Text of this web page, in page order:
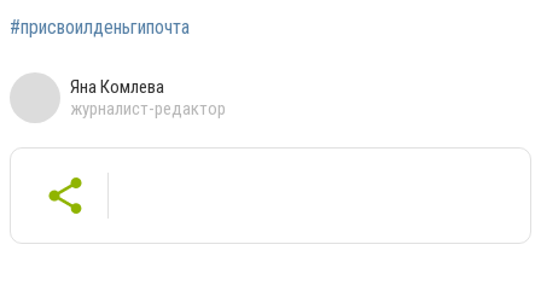
#присвоилденьгипочта
Яна Комлева
журналист-редактор